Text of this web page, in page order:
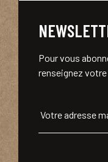
Pour vous
renseignez
Votre adresse